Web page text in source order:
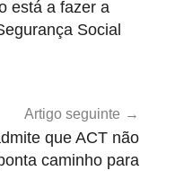
está a fazer a
Social
Artigo seguinte
que ACT não
caminho para